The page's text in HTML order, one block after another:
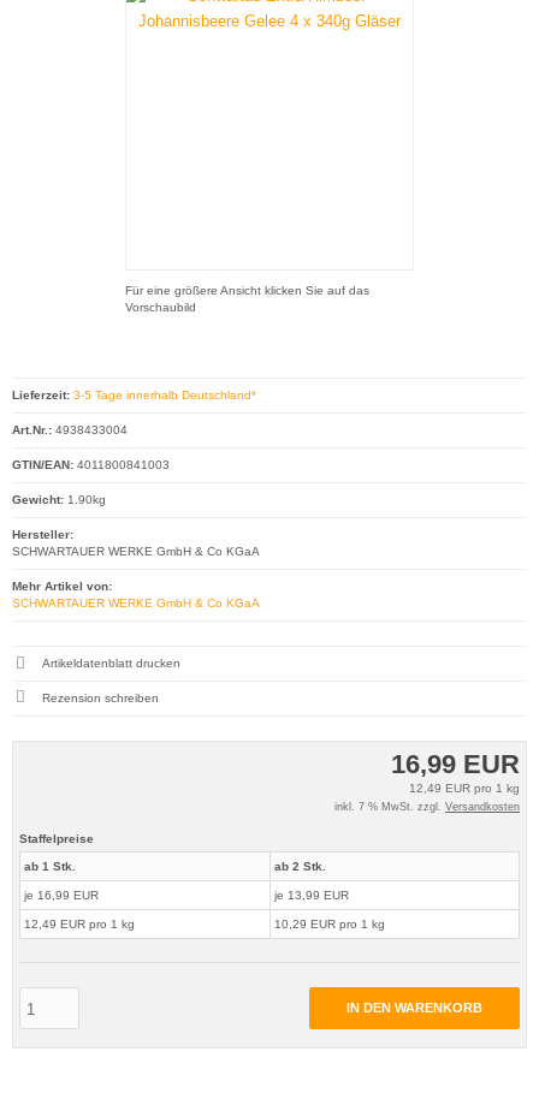
Für eine größere Ansicht klicken Sie auf das
Vorschaubild
16,99 EUR
12,49 EUR pro 1 kg
inkl. 7 % MwSt. zzgl. Versandkosten
Staffelpreise
ab 1 Stk.
je 16,99 EUR
12,49 EUR pro 1 kg
ab 2 Stk.
je 13,99 EUR
10,29 EUR pro 1 kg
IN DEN WARENKORB
Lieferzeit: 3-5 Tage innerhalb Deutschland*
Art.Nr.: 4938433004
GTIN/EAN: 4011800841003
Gewicht: 1.90kg
Hersteller:
SCHWARTAUER WERKE GmbH & Co KGaA
Mehr Artikel von:
SCHWARTAUER WERKE GmbH & Co KGaA
Artikeldatenblatt drucken
Rezension schreiben